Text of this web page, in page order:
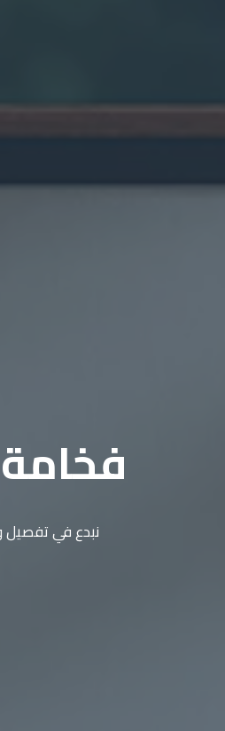
نبدع في تفصيل